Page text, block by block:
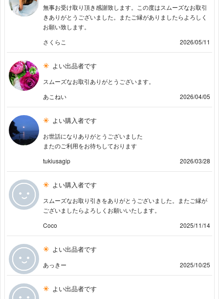
無事お受け取り頂き感謝致します。この度はスムーズなお取引
きありがとうございました。またご縁がありましたらよろしく
お願い致します。
さくらこ
2026/05/11
よい出品者です
スムーズなお取引ありがとうございます。
あこねい
2026/04/05
よい購入者です
お世話になりありがとうございました
またのご利用をお待ちしております
tukiusagip
2026/03/28
よい購入者です
スムーズなお取り引きをありがとうございました。またご縁が
ございましたらよろしくお願いいたします。
Coco
2025/11/14
よい出品者です
あっきー 2025/10/25
よい出品者です